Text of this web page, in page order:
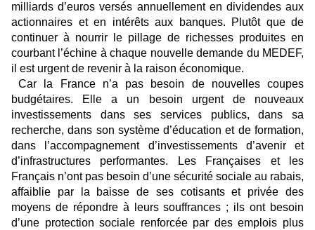
milliards d’euros versés annuellement en dividendes aux
actionnaires et en intérêts aux banques. Plutôt que de
continuer à nourrir le pillage de richesses produites en
courbant l’échine à chaque nouvelle demande du MEDEF,
il est urgent de revenir à la raison économique.
Car la France n’a pas besoin de nouvelles coupes
budgétaires. Elle a un besoin urgent de nouveaux
investissements dans ses services publics, dans sa
recherche, dans son système d’éducation et de formation,
dans l’accompagnement d’investissements d’avenir et
d’infrastructures performantes. Les Françaises et les
Français n’ont pas besoin d’une sécurité sociale au rabais,
affaiblie par la baisse de ses cotisants et privée des
moyens de répondre à leurs souffrances ; ils ont besoin
d’une protection sociale renforcée par des emplois plus